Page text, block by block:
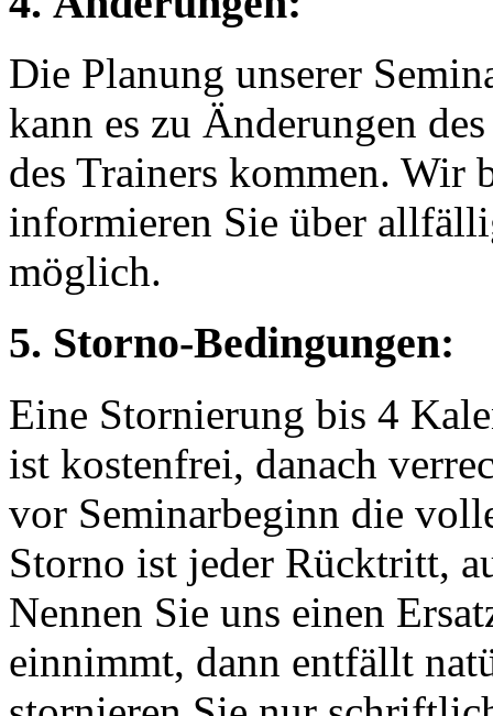
Die Planung unserer
kann es zu Änderungen
des Trainers kommen. Wir
informieren Sie über
möglich.
5. Storno-Bedingungen:
Eine Stornierung bis 4
ist kostenfrei, danach
vor Seminarbeginn die
Storno ist jeder Rücktritt,
Nennen Sie uns einen
einnimmt, dann entfällt